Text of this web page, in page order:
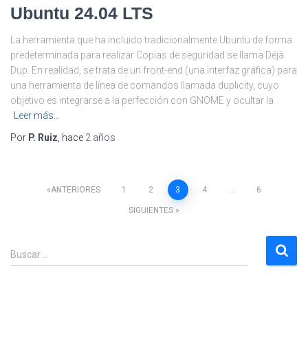
Ubuntu 24.04 LTS
La herramienta que ha incluido tradicionalmente Ubuntu de forma
predeterminada para realizar Copias de seguridad se llama Déjà
Dup. En realidad, se trata de un front-end (una interfaz gráfica) para
una herramienta de línea de comandos llamada duplicity, cuyo
objetivo es integrarse a la perfección con GNOME y ocultar la
Leer más…
Por P. Ruiz, hace 2 años
Paginación
entradas
ANTERIORES 1 2 3 4 … 6
SIGUIENTES
B
u
Buscar …